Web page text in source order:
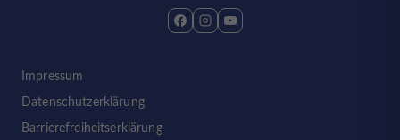
Impressum
Datenschutzerklärung
Barrierefreiheitserklärung